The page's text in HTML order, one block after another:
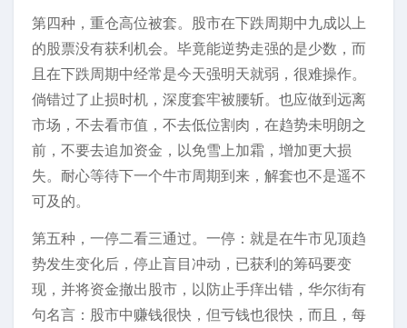
第四种，重仓高位被套。股市在下跌周期中九成以上
的股票没有获利机会。毕竟能逆势走强的是少数，而
且在下跌周期中经常是今天强明天就弱，很难操作。
倘错过了止损时机，深度套牢被腰斩。也应做到远离
市场，不去看市值，不去低位割肉，在趋势未明朗之
前，不要去追加资金，以免雪上加霜，增加更大损
失。耐心等待下一个牛市周期到来，解套也不是遥不
可及的。
第五种，一停二看三通过。一停：就是在牛市见顶趋
势发生变化后，停止盲目冲动，已获利的筹码要变
现，并将资金撤出股市，以防止手痒出错，华尔街有
句名言：股市中赚钱很快，但亏钱也很快，而且，每